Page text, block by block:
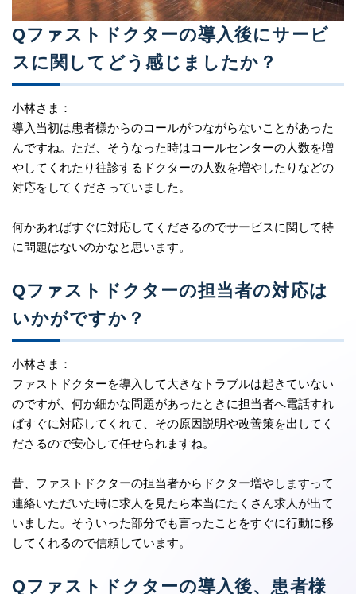
Qファストドクターの導入後にサービ
スに関してどう感じましたか？
小林さま：
導入当初は患者様からのコールがつながらないことがあった
んですね。ただ、そうなった時はコールセンターの人数を増
やしてくれたり往診するドクターの人数を増やしたりなどの
対応をしてくださっていました。
何かあればすぐに対応してくださるのでサービスに関して特
に問題はないのかなと思います。
Qファストドクターの担当者の対応は
いかがですか？
小林さま：
ファストドクターを導入して大きなトラブルは起きていない
のですが、何か細かな問題があったときに担当者へ電話すれ
ばすぐに対応してくれて、その原因説明や改善策を出してく
ださるので安心して任せられますね。
昔、ファストドクターの担当者からドクター増やしますって
連絡いただいた時に求人を見たら本当にたくさん求人が出て
いました。そういった部分でも言ったことをすぐに行動に移
してくれるので信頼しています。
Qファストドクターの導入後、患者様